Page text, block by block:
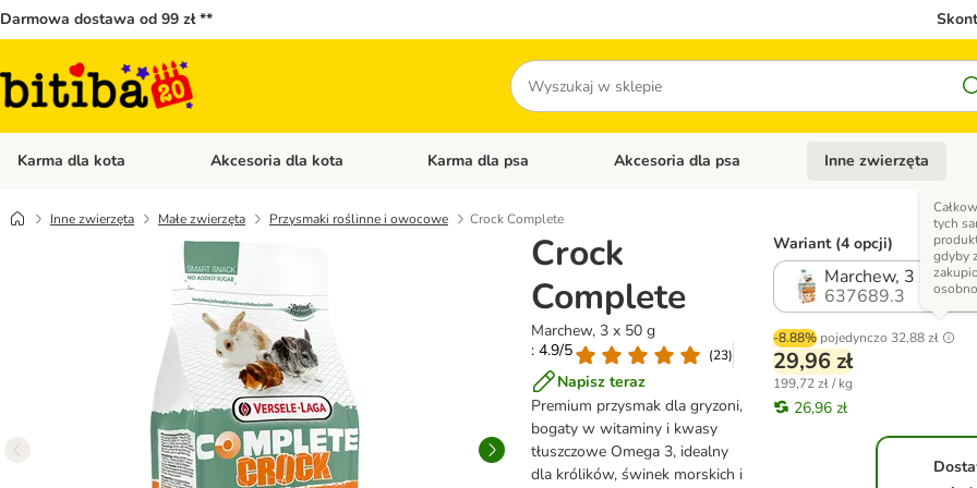
Darmowa dostawa od 99 zł **
Szukaj
Karma dla kota Otwórz menu kategorii: Karma dla kota
Akcesoria dla kota Otwórz menu kategorii: Akcesoria dla kota
Karma dla psa Otwórz menu kategorii: Karma dla psa
Akcesoria dla psa Otwórz menu kategorii:
Inne zwierzęta
Inne zwierzęta Małe zwierzęta Przysmaki roślinne i owocowe Crock Complete
Crock
Complete
Marchew, 3 x 50 g
: 4.9/5
(23)
Napisz teraz
Premium przysmak dla gryzoni,
bogaty w witaminy i kwasy
tłuszczowe Omega 3, idealny
dla królików, świnek morskich i
Wariant (4 opcji)
Marchew, 3 x 50 g
637689.3
-8.88% pojedynczo 32,88 zł
tych
gdyby
osobno
29,96 zł
199,72 zł / kg
26,96 zł